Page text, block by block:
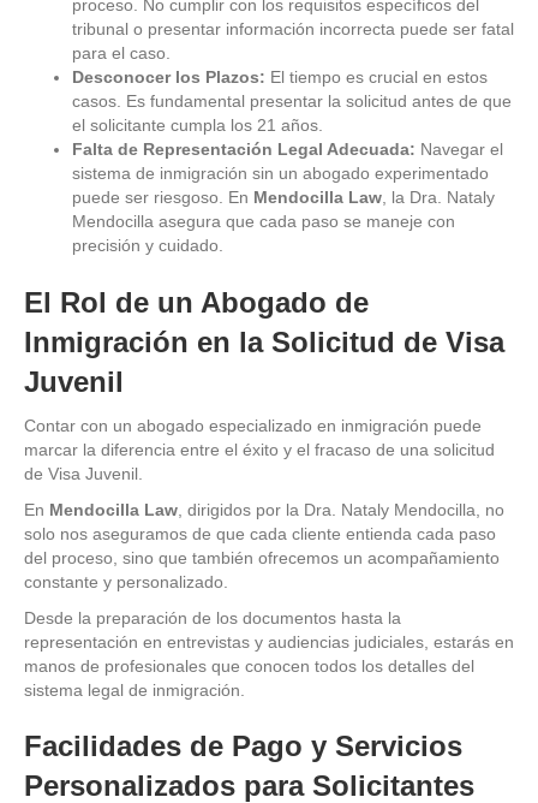
proceso. No cumplir con los requisitos específicos del
tribunal o presentar información incorrecta puede ser fatal
para el caso.
Desconocer los Plazos: El tiempo es crucial en estos
casos. Es fundamental presentar la solicitud antes de que
el solicitante cumpla los 21 años.
Falta de Representación Legal Adecuada: Navegar el
sistema de inmigración sin un abogado experimentado
puede ser riesgoso. En Mendocilla Law , la Dra. Nataly
Mendocilla asegura que cada paso se maneje con
precisión y cuidado.
El Rol de un Abogado de
Inmigración en la Solicitud de Visa
Juvenil
Contar con un abogado especializado en inmigración puede
marcar la diferencia entre el éxito y el fracaso de una solicitud
de Visa Juvenil.
En Mendocilla Law , dirigidos por la Dra. Nataly Mendocilla, no
solo nos aseguramos de que cada cliente entienda cada paso
del proceso, sino que también ofrecemos un acompañamiento
constante y personalizado.
Desde la preparación de los documentos hasta la
representación en entrevistas y audiencias judiciales, estarás en
manos de profesionales que conocen todos los detalles del
sistema legal de inmigración.
Facilidades de Pago y Servicios
Personalizados para Solicitantes